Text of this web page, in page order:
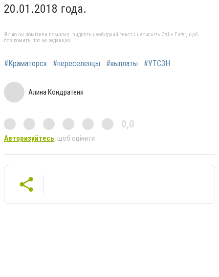
20.01.2018 года.
Якщо ви помітили помилку, виділіть необхідний текст і натисніть Ctrl + Enter, щоб
повідомити про це редакцію
#Краматорск #переселенцы #выплаты #УТСЗН
Алина Кондратеня
0,0
Авторизуйтесь, щоб оцінити